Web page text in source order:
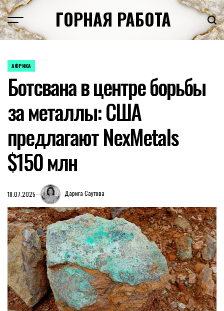
Перейти
к
содержимому
ГОРНАЯ РАБОТА
ОПУБЛИКОВАНО
АФРИКА
Ботсвана в центре борьбы
за металлы: США
предлагают NexMetals
$150 млн
18.07.2025 Дарига Саутова